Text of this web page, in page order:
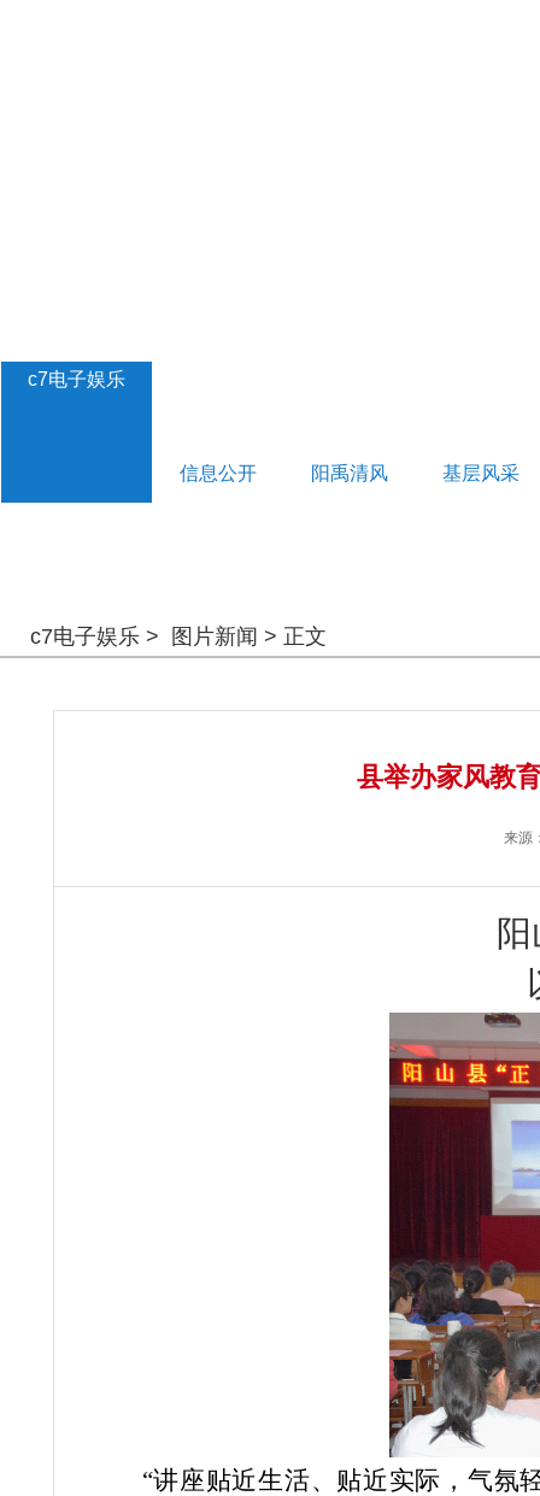
c7电子娱乐
信息公开 阳禹清风 基层风采
c7电子娱乐 > 图片新闻 > 正文
县举办家风教
来源
“讲座贴近生活、贴近实际，气氛